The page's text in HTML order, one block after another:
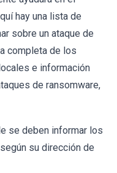
hay una lista de
sobre un ataque de
completa de los
e información
de ransomware,
se deben informar los
su dirección de